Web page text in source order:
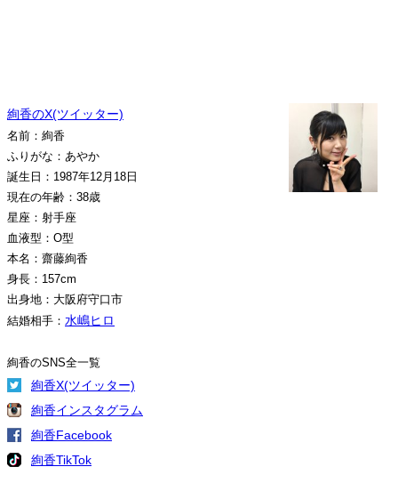
絢香のX(ツイッター)
名前：絢香
ふりがな：あやか
誕生日：1987年12月18日
現在の年齢：38歳
星座：射手座
血液型：O型
本名：齋藤絢香
身長：157cm
出身地：大阪府守口市
結婚相手： 水嶋ヒロ
絢香のSNS全一覧
絢香X(ツイッター)
絢香インスタグラム
絢香Facebook
絢香TikTok